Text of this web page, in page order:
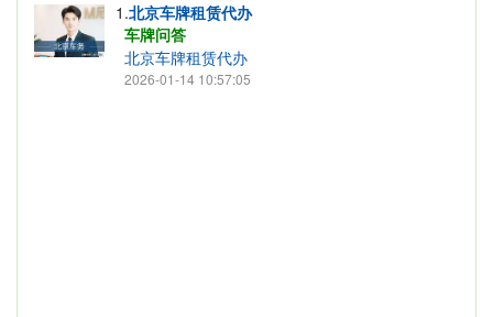
1.北京车牌租赁代办
车牌问答
北京车牌租赁代办
2026-01-14 10:57:05